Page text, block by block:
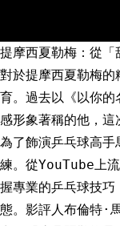
提摩西夏勒梅：從
對於提摩西夏勒梅
育。過去以《以你
感形象著稱的他，這
為了飾演乒乓球高手
練。從YouTube上
握專業的乒乓球技
態。影評人布倫特